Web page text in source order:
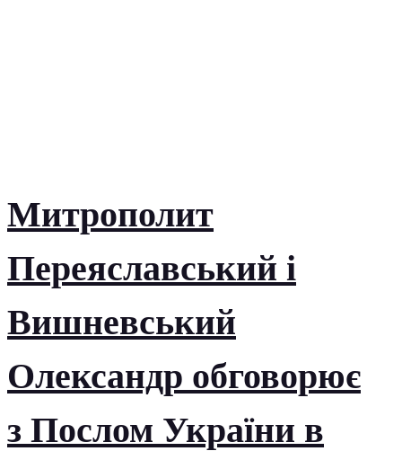
Митрополит
Переяславський і
Вишневський
Олександр обговорює
з Послом України в